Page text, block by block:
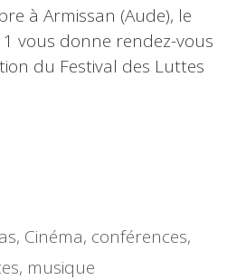
à Armissan (Aude), le
vous donne rendez-vous
du Festival des Luttes
, Cinéma, conférences,
, musique